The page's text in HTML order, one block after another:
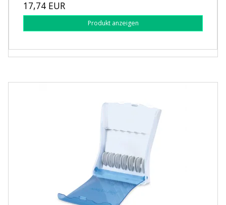
17,74 EUR
Produkt anzeigen